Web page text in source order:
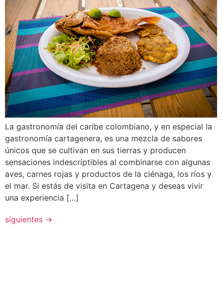
La gastronomía del caribe colombiano, y en especial la
gastronomía cartagenera, es una mezcla de sabores
únicos que se cultivan en sus tierras y producen
sensaciones indescriptibles al combinarse con algunas
aves, carnes rojas y productos de la ciénaga, los ríos y
el mar. Si estás de visita en Cartagena y deseas vivir
una experiencia […]
siguientes →